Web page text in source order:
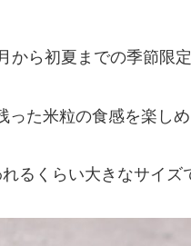
ら初夏までの季節限定
た米粒の食感を楽しめ
るくらい大きなサイズ